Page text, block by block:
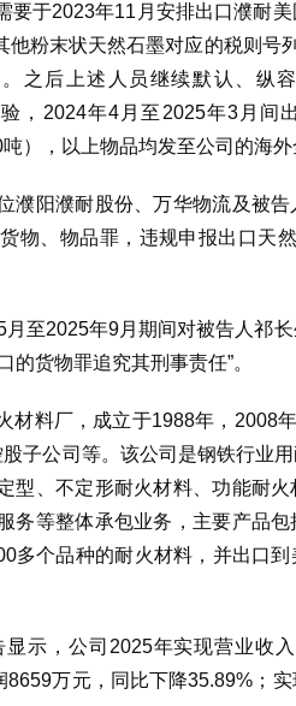
要于2023年11月安排出口濮耐
粉末状天然石墨对应的税则号
之后上述人员继续默认、纵
，2024年4月至2025年3月间
），以上物品均发至公司的海外
濮阳濮耐股份、万华物流及被
物、物品罪，违规申报出口天
至2025年9月期间对被告人祁长
的货物罪追究其刑事责任”。
材料厂，成立于1988年，2008
子公司等。 该公司 是钢铁行业
型、不定形耐火材料、功能耐
等整体承包业务，主要产品包
多个品种的耐火材料，并出口到
显示，公司2025年实现营业收
万元，同比下降35.89%；